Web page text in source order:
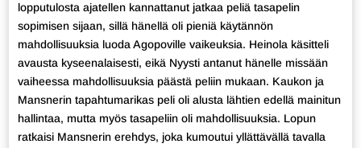
lopputulosta ajatellen kannattanut jatkaa peliä tasapelin
sopimisen sijaan, sillä hänellä oli pieniä käytännön
mahdollisuuksia luoda Agopoville vaikeuksia. Heinola käsitteli
avausta kyseenalaisesti, eikä Nyysti antanut hänelle missään
vaiheessa mahdollisuuksia päästä peliin mukaan. Kaukon ja
Mansnerin tapahtumarikas peli oli alusta lähtien edellä mainitun
hallintaa, mutta myös tasapeliin oli mahdollisuuksia. Lopun
ratkaisi Mansnerin erehdys, joka kumoutui yllättävällä tavalla